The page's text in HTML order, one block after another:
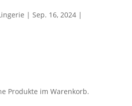
| Sep. 16, 2024|
Produkte im Warenkorb.